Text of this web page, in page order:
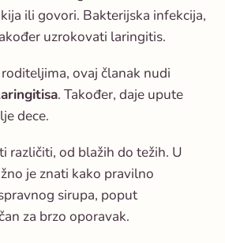
ili govori. Bakterijska infekcija,
uzrokovati laringitis.
ovaj članak nudi
. Također, daje upute
dece.
različiti, od blažih do težih. U
je znati kako pravilno
sirupa, poput
za brzo oporavak.